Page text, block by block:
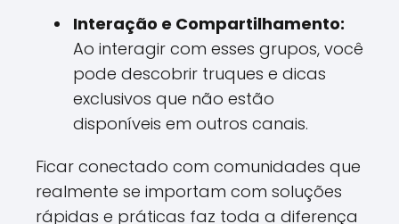
Interação e Compartilhamento:
Ao interagir com esses grupos, você
pode descobrir truques e dicas
exclusivos que não estão
disponíveis em outros canais.
Ficar conectado com comunidades que
realmente se importam com soluções
rápidas e práticas faz toda a diferença